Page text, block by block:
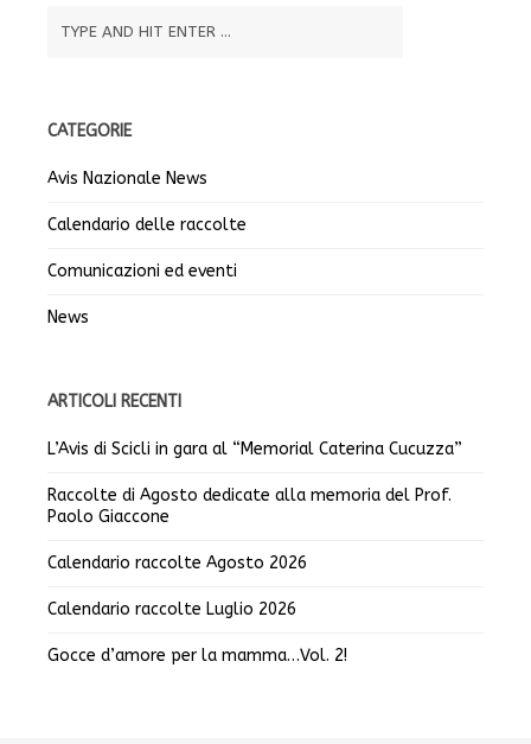
CATEGORIE
Avis Nazionale News
Calendario delle raccolte
Comunicazioni ed eventi
News
ARTICOLI RECENTI
L’Avis di Scicli in gara al “Memorial Caterina Cucuzza”
Raccolte di Agosto dedicate alla memoria del Prof.
Paolo Giaccone
Calendario raccolte Agosto 2026
Calendario raccolte Luglio 2026
Gocce d’amore per la mamma…Vol. 2!